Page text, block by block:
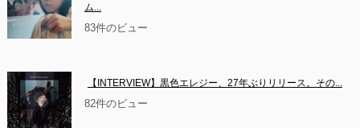
ム...
83件のビュー
【INTERVIEW】黒色エレジー、27年ぶりリリース。その...
82件のビュー